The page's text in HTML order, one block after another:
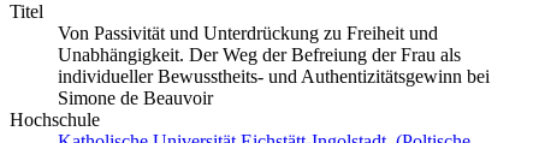
Titel
Von Passivität und Unterdrückung zu Freiheit und
Unabhängigkeit. Der Weg der Befreiung der Frau als
individueller Bewusstheits- und Authentizitätsgewinn bei
Simone de Beauvoir
Hochschule